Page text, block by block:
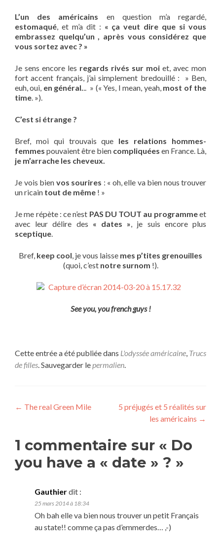
L’un des américains en question m’a regardé,
estomaqué, et m’a dit : « ça veut dire que si vous
embrassez quelqu’un , après vous considérez que
vous sortez avec ? »
Je sens encore les regards rivés sur moi et, avec mon
fort accent français, j’ai simplement bredouillé : » Ben,
euh, oui, en général... » (« Yes, I mean, yeah, most of the
time. »).
C’est si étrange ?
Bref, moi qui trouvais que les relations hommes-
femmes pouvaient être bien compliquées en France. Là,
je m’arrache les cheveux.
Je vois bien vos sourires : « oh, elle va bien nous trouver
un ricain tout de même ! »
Je me répète : ce n’est PAS DU TOUT au programmeet
avec leur délire des « dates », je suis encore plus
sceptique.
Bref, keep cool, je vous laisse mes p’tites grenouilles
(quoi, c’est notre surnom !).
See you, you french guys !
Cette entrée a été publiée dans L'odyssée américaine, Trucs
de filles. Sauvegarder lepermalien.
Navigation
l’article
← The real Green Mile
5 préjugés et 5 réalités sur
les américains →
1 commentaire sur « Do
you have a « date » ? »
Gauthierdit :
25 mars 2014 à 18:34
Oh bah elle va bien nous trouver un petit Français
au state!! comme ça pas d’emmerdes… ,-)